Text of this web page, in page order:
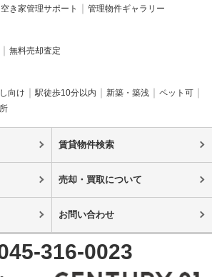
空き家管理サポート 管理物件ギャラリー
無料売却査定
向け 駅徒歩10分以内 新築・築浅
ペット可
賃貸物件検索
売却・買取について
お問い合わせ
316-0023